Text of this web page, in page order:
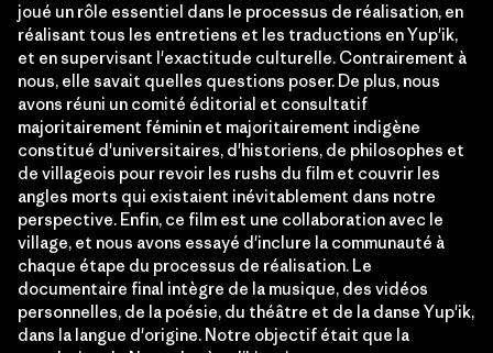
joué un rôle essentiel dans le processus de réalisation, en
réalisant tous les entretiens et les traductions en Yup'ik,
et en supervisant l'exactitude culturelle. Contrairement à
nous, elle savait quelles questions poser. De plus, nous
avons réuni un comité éditorial et consultatif
majoritairement féminin et majoritairement indigène
constitué d'universitaires, d'historiens, de philosophes et
de villageois pour revoir les rushs du film et couvrir les
angles morts qui existaient inévitablement dans notre
perspective. Enfin, ce film est une collaboration avec le
village, et nous avons essayé d'inclure la communauté à
chaque étape du processus de réalisation. Le
documentaire final intègre de la musique, des vidéos
personnelles, de la poésie, du théâtre et de la danse Yup'ik,
dans la langue d'origine. Notre objectif était que la